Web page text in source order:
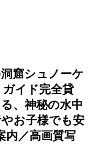
窟シュノーケ
ガイド完全貸
、神秘の水中
お子様でも安
内／高画質写